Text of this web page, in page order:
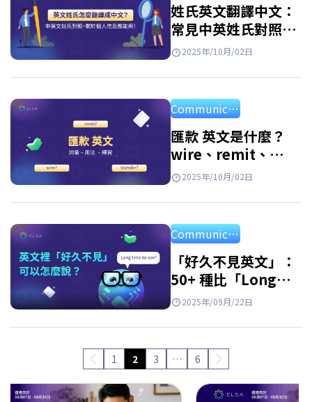
姓氏英文翻譯中文：
常見中英姓氏對照表
及列表
2025年/10月/02日
Communication
匯款 英文是什麼？
wire、remit、
bank transfer 的最
2025年/10月/02日
Communication
「好久不見英文」：
50+ 種比「Long
time no see!」更自
2025年/09月/22日
1 2 3 … 6